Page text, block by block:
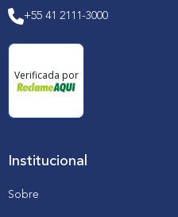
+55 41 2111-3000
Verificada por
Institucional
Sobre